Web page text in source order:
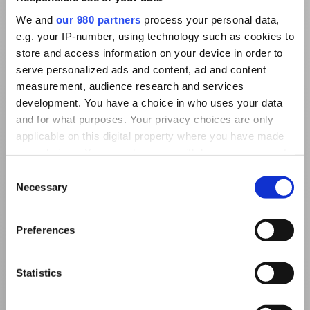
We and our 980 partners process your personal data,
e.g. your IP-number, using technology such as cookies to
store and access information on your device in order to
serve personalized ads and content, ad and content
measurement, audience research and services
development. You have a choice in who uses your data
and for what purposes. Your privacy choices are only
applicable on this digital property where you have made
the Privacy trigger icon.
Find out more about how your personal data is processed
and set your preferences in the
We use cookies to personalise content and ads, to
provide social media features and to analyse our traffic.
Selection
Necessary
Preferences
Statistics